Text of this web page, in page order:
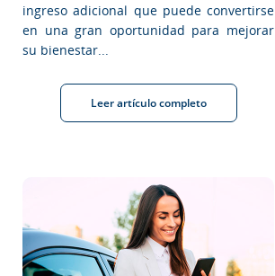
ingreso adicional que puede convertirse
en una gran oportunidad para mejorar
su bienestar...
Leer artículo completo